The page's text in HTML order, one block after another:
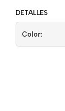
DETALLES
Color: